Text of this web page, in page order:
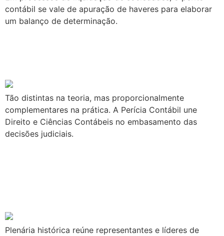
contábil se vale de apuração de haveres para elaborar
um balanço de determinação.
Tão distintas na teoria, mas proporcionalmente
complementares na prática. A Perícia Contábil une
Direito e Ciências Contábeis no embasamento das
decisões judiciais.
Plenária histórica reúne representantes e líderes de